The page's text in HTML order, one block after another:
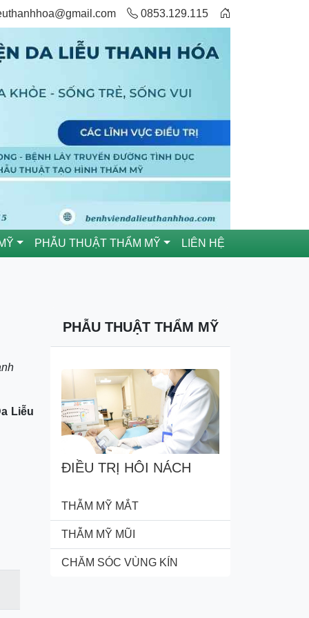
0853.129.115
PHẪU THUẬT THẨM MỸ LIÊN HỆ
Liễu
PHẪU THUẬT THẨM MỸ
ĐIỀU TRỊ HÔI NÁCH
THẪM MỸ MẮT
THẪM MỸ MŨI
CHĂM SÓC VÙNG KÍN